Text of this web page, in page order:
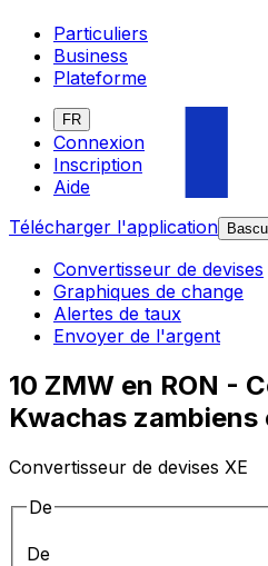
Particuliers
Business
Plateforme
FR
Connexion
Inscription
Aide
Télécharger l'application
Convertisseur de devises
Graphiques de change
Alertes de taux
Envoyer de l'argent
10 ZMW en RON -
Kwachas zambiens
Convertisseur de devises XE
De
De